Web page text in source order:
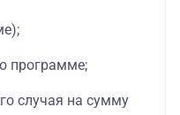
программе;
случая на сумму